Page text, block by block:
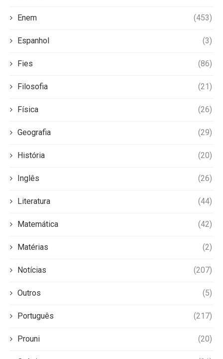
Enem (453)
Espanhol (3)
Fies (86)
Filosofia (21)
Física (26)
Geografia (29)
História (20)
Inglês (26)
Literatura (44)
Matemática (42)
Matérias (2)
Notícias (207)
Outros (5)
Português (217)
Prouni (20)